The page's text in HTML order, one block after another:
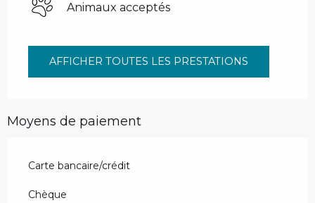
Animaux acceptés
AFFICHER TOUTES LES PRESTATIONS
Moyens de paiement
Carte bancaire/crédit
Chèque